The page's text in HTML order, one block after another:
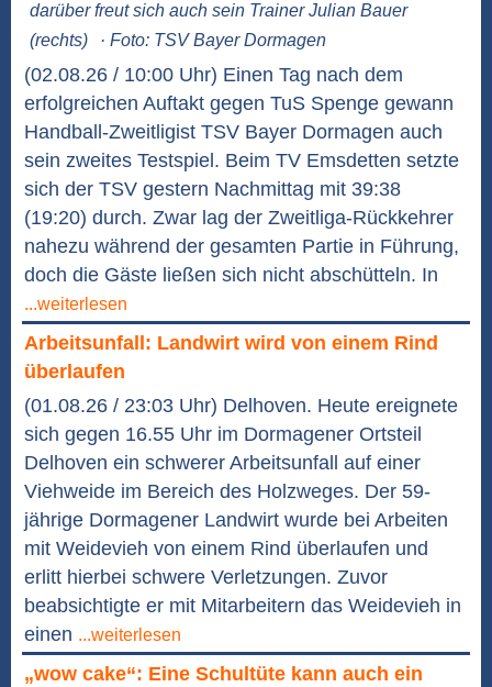
darüber freut sich auch sein Trainer Julian Bauer
(rechts)
· Foto: TSV Bayer Dormagen
(02.08.26 / 10:00 Uhr) Einen Tag nach dem
erfolgreichen Auftakt gegen TuS Spenge gewann
Handball-Zweitligist TSV Bayer Dormagen auch
sein zweites Testspiel. Beim TV Emsdetten setzte
sich der TSV gestern Nachmittag mit 39:38
(19:20) durch. Zwar lag der Zweitliga-Rückkehrer
nahezu während der gesamten Partie in Führung,
doch die Gäste ließen sich nicht abschütteln. In
...weiterlesen
Arbeitsunfall: Landwirt wird von einem Rind
überlaufen
(01.08.26 / 23:03 Uhr) Delhoven. Heute ereignete
sich gegen 16.55 Uhr im Dormagener Ortsteil
Delhoven ein schwerer Arbeitsunfall auf einer
Viehweide im Bereich des Holzweges. Der 59-
jährige Dormagener Landwirt wurde bei Arbeiten
mit Weidevieh von einem Rind überlaufen und
erlitt hierbei schwere Verletzungen. Zuvor
beabsichtigte er mit Mitarbeitern das Weidevieh in
einen ...weiterlesen
„wow cake“: Eine Schultüte kann auch ein